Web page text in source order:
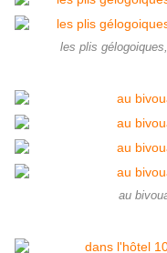
les plis
au